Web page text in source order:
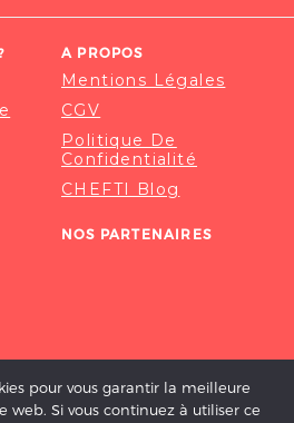
A PROPOS
Mentions Légales
CGV
Politique De
Confidentialité
CHEFTI Blog
NOS PARTENAIRES
pour vous garantir la meilleure
web. Si vous continuez à utiliser ce